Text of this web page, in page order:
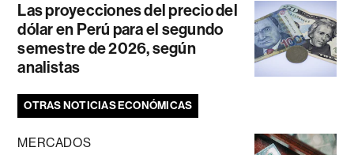
Las proyecciones del precio del
dólar en Perú para el segundo
semestre de 2026, según
analistas
OTRAS NOTICIAS ECONÓMICAS
MERCADOS